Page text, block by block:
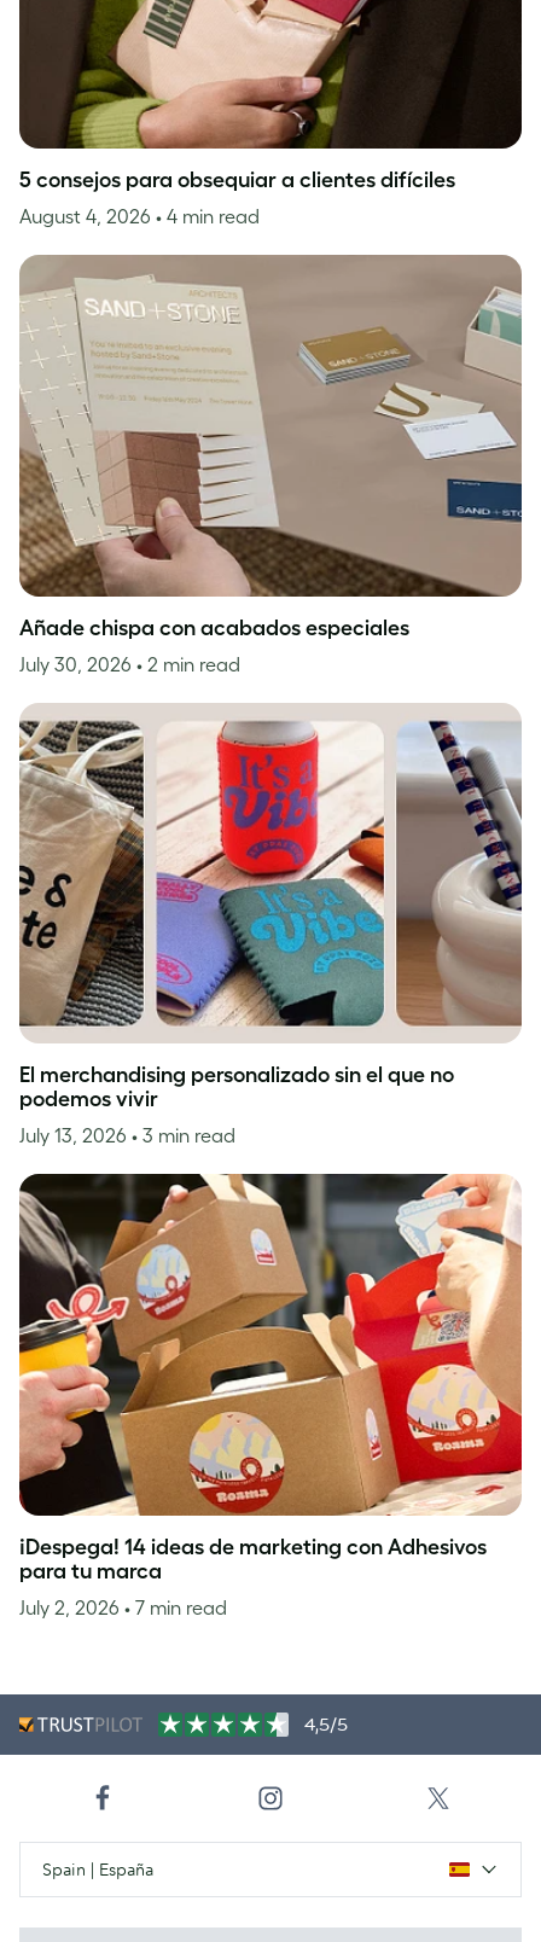
5 consejos para obsequiar a clientes difíciles
August 4, 2026 • 4 min read
Añade chispa con acabados especiales
July 30, 2026 • 2 min read
El merchandising personalizado sin el que no
podemos vivir
July 13, 2026 • 3 min read
¡Despega! 14 ideas de marketing con Adhesivos
para tu marca
July 2, 2026 • 7 min read
4,5/5
Spain | España